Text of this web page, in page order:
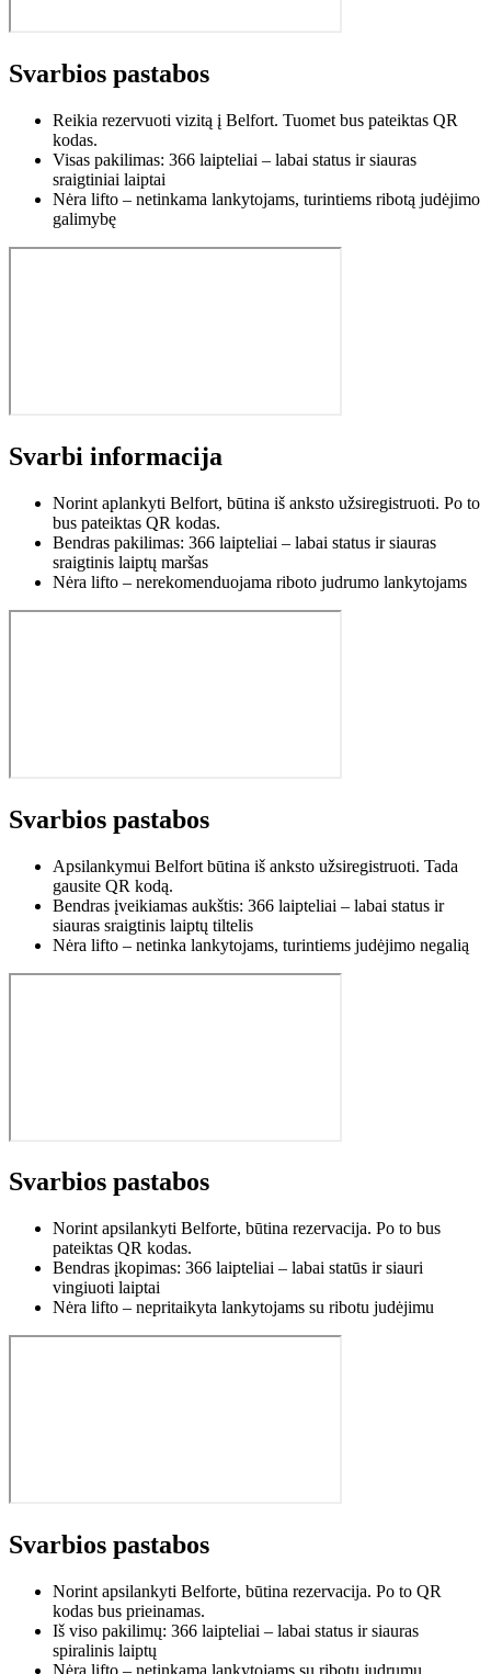
Svarbios pastabos
Reikia rezervuoti vizitą į Belfort. Tuomet bus pateiktas QR
kodas.
Visas pakilimas: 366 laipteliai – labai status ir siauras
sraigtiniai laiptai
Nėra lifto – netinkama lankytojams, turintiems ribotą judėjimo
galimybę
Svarbi informacija
Norint aplankyti Belfort, būtina iš anksto užsiregistruoti. Po to
bus pateiktas QR kodas.
Bendras pakilimas: 366 laipteliai – labai status ir siauras
sraigtinis laiptų maršas
Nėra lifto – nerekomenduojama riboto judrumo lankytojams
Svarbios pastabos
Apsilankymui Belfort būtina iš anksto užsiregistruoti. Tada
gausite QR kodą.
Bendras įveikiamas aukštis: 366 laipteliai – labai status ir
siauras sraigtinis laiptų tiltelis
Nėra lifto – netinka lankytojams, turintiems judėjimo negalią
Svarbios pastabos
Norint apsilankyti Belforte, būtina rezervacija. Po to bus
pateiktas QR kodas.
Bendras įkopimas: 366 laipteliai – labai statūs ir siauri
vingiuoti laiptai
Nėra lifto – nepritaikyta lankytojams su ribotu judėjimu
Svarbios pastabos
Norint apsilankyti Belforte, būtina rezervacija. Po to QR
kodas bus prieinamas.
Iš viso pakilimų: 366 laipteliai – labai status ir siauras
spiralinis laiptų